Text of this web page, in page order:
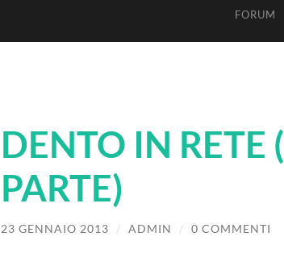
FORUM
DENTO IN RETE
PARTE)
23 GENNAIO 2013 / ADMIN / 0 COMMENTI